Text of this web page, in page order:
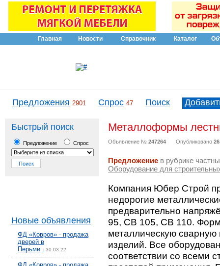
Главная Новости Справочник Каталог
Предложения 2901 Спрос 47 Поиск
Быстрый поиск
Предложение Спрос
Новые объявления
ФД «Ковров» - продажа
дверей в
Перьми
30.03.22
Металлоформы
Объявление № 247264 Опубликовано
Предложение в рубрике
Оборудование для
Компания Юбер Строй
недорогие
предварительно
95, СВ 105, СВ 110.
металлическую сварную
изделий. Все
соответствии со всеми